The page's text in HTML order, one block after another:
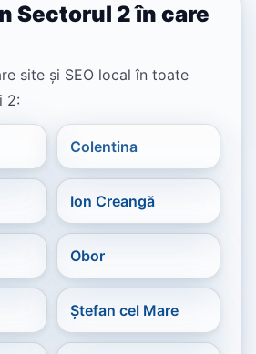
Sectorul 2 în care
site și SEO local în toate
2:
Colentina
Ion Creangă
Obor
Ștefan cel Mare